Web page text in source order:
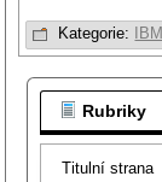
Kategorie: IBM
Rubriky
Titulní strana